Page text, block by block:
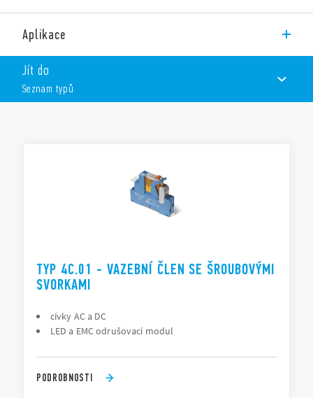
šířka 15,8 mm
cívky AC nebo DC
LED a EMC odrušovací moduly
Aplikace
Jít do
Seznam typů
TYP 4C.01 - VAZEBNÍ ČLEN SE ŠROUBOVÝMI
SVORKAMI
cívky AC a DC
LED a EMC odrušovací modul
PODROBNOSTI